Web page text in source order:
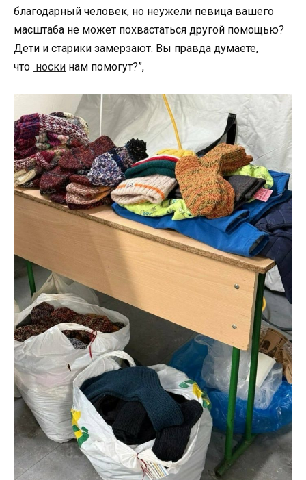
благодарный человек, но неужели певица вашего
масштаба не может похвастаться другой помощью?
Дети и старики замерзают. Вы правда думаете,
что носки нам помогут?”,